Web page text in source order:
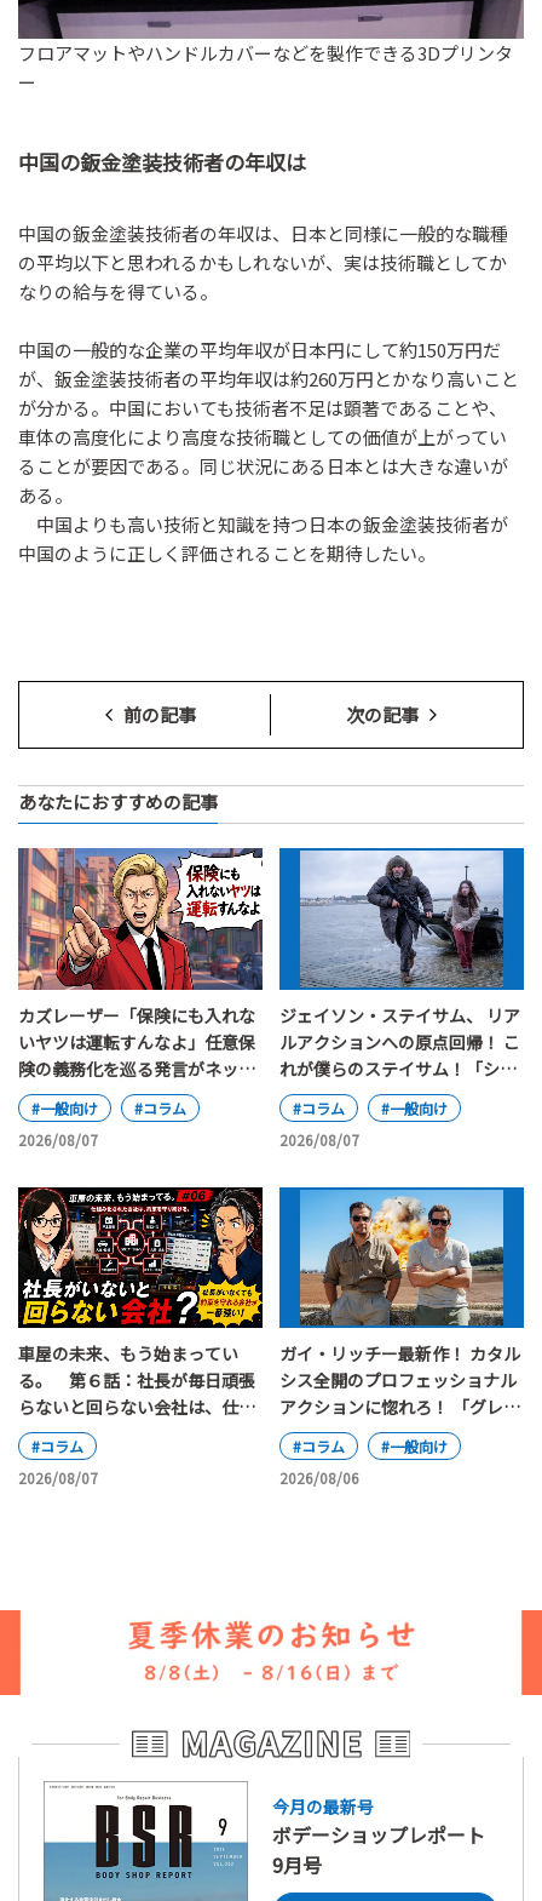
フロアマットやハンドルカバーなどを製作できる3Dプリンタ
ー
中国の鈑金塗装技術者の年収は
中国の鈑金塗装技術者の年収は、日本と同様に一般的な職種
の平均以下と思われるかもしれないが、実は技術職としてか
なりの給与を得ている。
中国の一般的な企業の平均年収が日本円にして約150万円だ
が、鈑金塗装技術者の平均年収は約260万円とかなり高いこと
が分かる。中国においても技術者不足は顕著であることや、
車体の高度化により高度な技術職としての価値が上がってい
ることが要因である。同じ状況にある日本とは大きな違いが
ある。
中国よりも高い技術と知識を持つ日本の鈑金塗装技術者が
中国のように正しく評価されることを期待したい。
前の記事 次の記事
あなたにおすすめの記事
カズレーザー「保険にも入れな
いヤツは運転すんなよ」任意保
険の義務化を巡る発言がネット
で大論争
#一般向け
#コラム
2026/08/07
ジェイソン・ステイサム、 リア
ルアクションへの原点回帰！ こ
れが僕らのステイサム！「シェ
ルター」
#コラム
#一般向け
2026/08/07
車屋の未来、もう始まってい
る。 第６話：社長が毎日頑張
らないと回らない会社は、仕組
み化されていると言えるのか
#コラム
2026/08/07
ガイ・リッチー最新作！ カタル
シス全開のプロフェッショナル
アクションに惚れろ！ 「グレ
イ・ミッション」
#コラム
#一般向け
2026/08/06
今月の最新号
ボデーショップレポート
9月号